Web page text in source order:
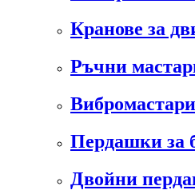
Кранове за
Ръчни
Вибромастари
Пердашки за
Двойни